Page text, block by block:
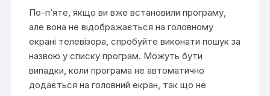
По-п’яте, якщо ви вже встановили програму,
але вона не відображається на головному
екрані телевізора, спробуйте виконати пошук за
назвою у списку програм. Можуть бути
випадки, коли програма не автоматично
додається на головний екран, так що не